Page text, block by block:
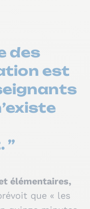
des
est
”
élémentaires,
que « les